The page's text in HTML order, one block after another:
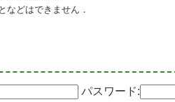
などはできません．
パスワード: